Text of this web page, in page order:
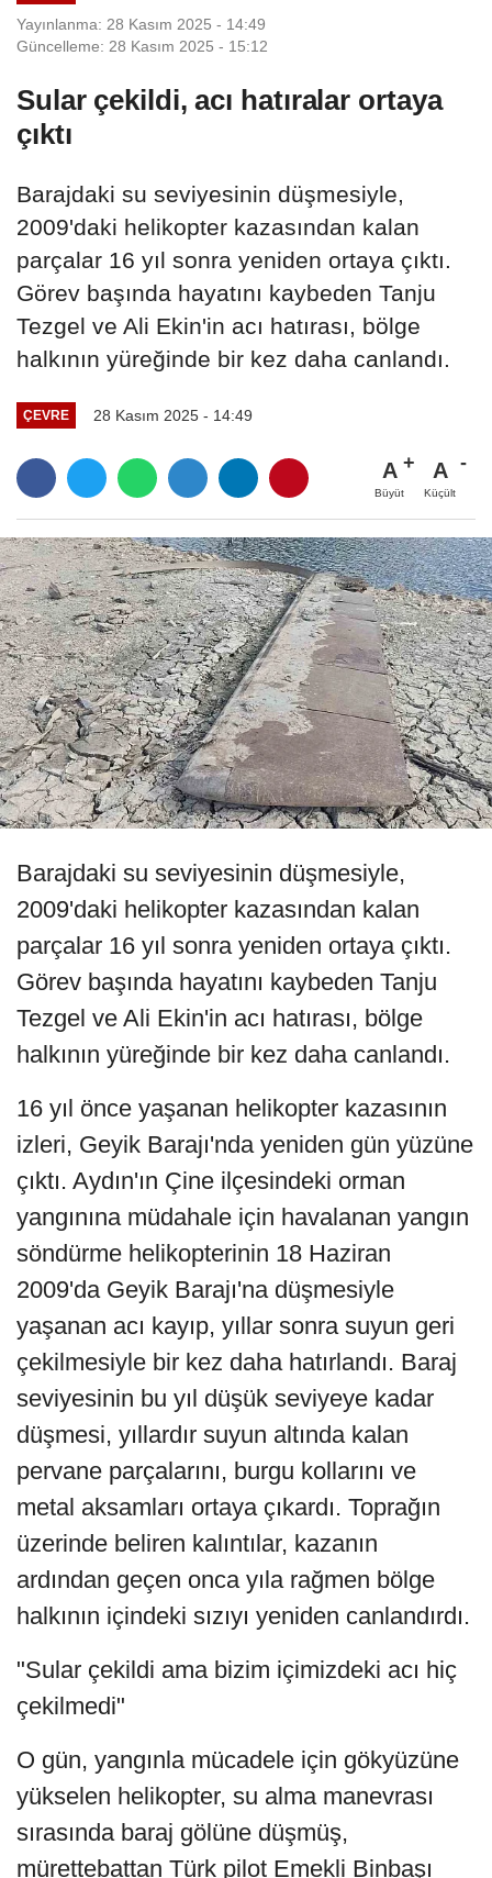
Yayınlanma: 28 Kasım 2025 - 14:49
Güncelleme: 28 Kasım 2025 - 15:12
Sular çekildi, acı hatıralar ortaya
çıktı
Barajdaki su seviyesinin düşmesiyle,
2009'daki helikopter kazasından kalan
parçalar 16 yıl sonra yeniden ortaya çıktı.
Görev başında hayatını kaybeden Tanju
Tezgel ve Ali Ekin'in acı hatırası, bölge
halkının yüreğinde bir kez daha canlandı.
ÇEVRE 28 Kasım 2025 - 14:49
A
Büyüt
A
Küçült
Barajdaki su seviyesinin düşmesiyle,
2009'daki helikopter kazasından kalan
parçalar 16 yıl sonra yeniden ortaya çıktı.
Görev başında hayatını kaybeden Tanju
Tezgel ve Ali Ekin'in acı hatırası, bölge
halkının yüreğinde bir kez daha canlandı.
16 yıl önce yaşanan helikopter kazasının
izleri, Geyik Barajı'nda yeniden gün yüzüne
çıktı. Aydın'ın Çine ilçesindeki orman
yangınına müdahale için havalanan yangın
söndürme helikopterinin 18 Haziran
2009'da Geyik Barajı'na düşmesiyle
yaşanan acı kayıp, yıllar sonra suyun geri
çekilmesiyle bir kez daha hatırlandı. Baraj
seviyesinin bu yıl düşük seviyeye kadar
düşmesi, yıllardır suyun altında kalan
pervane parçalarını, burgu kollarını ve
metal aksamları ortaya çıkardı. Toprağın
üzerinde beliren kalıntılar, kazanın
ardından geçen onca yıla rağmen bölge
halkının içindeki sızıyı yeniden canlandırdı.
"Sular çekildi ama bizim içimizdeki acı hiç
çekilmedi"
O gün, yangınla mücadele için gökyüzüne
yükselen helikopter, su alma manevrası
sırasında baraj gölüne düşmüş,
mürettebattan Türk pilot Emekli Binbaşı